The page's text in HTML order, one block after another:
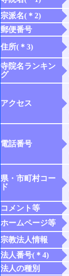
宗派名(＊2)
郵便番号
住所(＊3)
寺院名ランキン
グ
アクセス
電話番号
県・市町村コー
ド
コメント等
ホームページ等
宗教法人情報
法人番号(＊4)
法人の種別